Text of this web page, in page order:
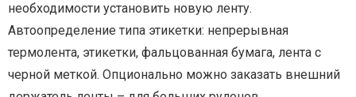
необходимости установить новую ленту.
Автоопределение типа этикетки: непрерывная
термолента, этикетки, фальцованная бумага, лента с
черной меткой. Опционально можно заказать внешний